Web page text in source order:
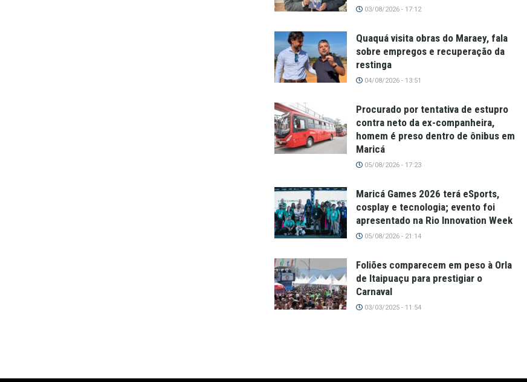
03/08/2026 - 17:12
Quaquá visita obras do Maraey, fala
sobre empregos e recuperação da
restinga
04/08/2026 - 13:51
Procurado por tentativa de estupro
contra neto da ex-companheira,
homem é preso dentro de ônibus em
Maricá
05/08/2026 - 17:23
Maricá Games 2026 terá eSports,
cosplay e tecnologia; evento foi
apresentado na Rio Innovation Week
05/08/2026 - 21:14
Foliões comparecem em peso à Orla
de Itaipuaçu para prestigiar o
Carnaval
03/03/2025 - 11:54